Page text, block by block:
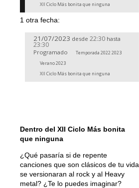
XII Ciclo Más bonita que ninguna
1 otra fecha:
21/07/2023 desde 22:30 hasta
23:30
Programado
Temporada 2022 2023
Verano 2023
XII Ciclo Más bonita que ninguna
Dentro del XII Ciclo Más bonita
que ninguna
¿Qué pasaría si de repente
canciones que son clásicos de tu vida
se versionaran al rock y al Heavy
metal? ¿Te lo puedes imaginar?